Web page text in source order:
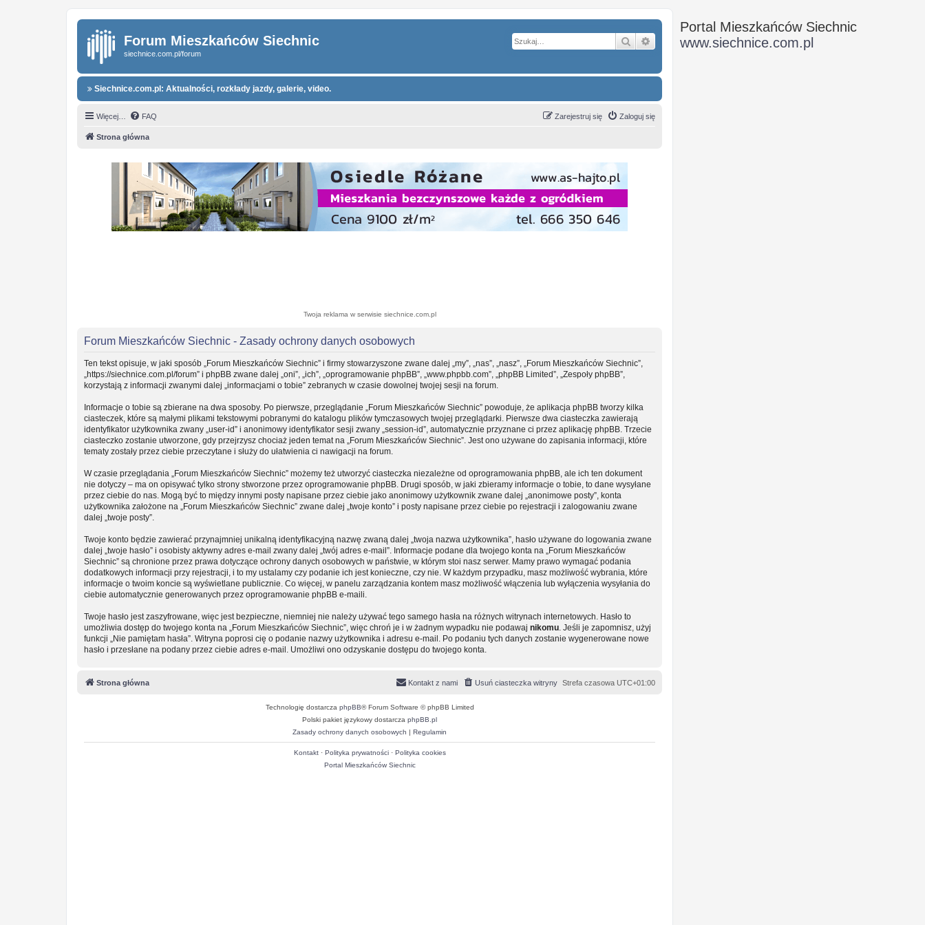
Forum Mieszkańców Siechnic
siechnice.com.pl/forum
Szukaj Wyszukiwanie zaawansowane
Siechnice.com.pl: Aktualności, rozkłady jazdy, galerie, video.
Więcej… FAQ Zaloguj się
Zarejestruj się
Strona główna
Twoja reklama w serwisie siechnice.com.pl
Forum Mieszkańców Siechnic - Zasady ochrony danych osobowych
Ten tekst opisuje, w jaki sposób „Forum Mieszkańców Siechnic” i firmy stowarzyszone zwane dalej „my”, „nas”, „nasz”, „Forum Mieszkańców Siechnic”,
„https://siechnice.com.pl/forum” i phpBB zwane dalej „oni”, „ich”, „oprogramowanie phpBB”, „www.phpbb.com”, „phpBB Limited”, „Zespoły phpBB”,
korzystają z informacji zwanymi dalej „informacjami o tobie” zebranych w czasie dowolnej twojej sesji na forum.
Informacje o tobie są zbierane na dwa sposoby. Po pierwsze, przeglądanie „Forum Mieszkańców Siechnic” powoduje, że aplikacja phpBB tworzy kilka
ciasteczek, które są małymi plikami tekstowymi pobranymi do katalogu plików tymczasowych twojej przeglądarki. Pierwsze dwa ciasteczka zawierają
identyfikator użytkownika zwany „user-id” i anonimowy identyfikator sesji zwany „session-id”, automatycznie przyznane ci przez aplikację phpBB. Trzecie
ciasteczko zostanie utworzone, gdy przejrzysz chociaż jeden temat na „Forum Mieszkańców Siechnic”. Jest ono używane do zapisania informacji, które
tematy zostały przez ciebie przeczytane i służy do ułatwienia ci nawigacji na forum.
W czasie przeglądania „Forum Mieszkańców Siechnic” możemy też utworzyć ciasteczka niezależne od oprogramowania phpBB, ale ich ten dokument
nie dotyczy – ma on opisywać tylko strony stworzone przez oprogramowanie phpBB. Drugi sposób, w jaki zbieramy informacje o tobie, to dane wysyłane
przez ciebie do nas. Mogą być to między innymi posty napisane przez ciebie jako anonimowy użytkownik zwane dalej „anonimowe posty”, konta
użytkownika założone na „Forum Mieszkańców Siechnic” zwane dalej „twoje konto” i posty napisane przez ciebie po rejestracji i zalogowaniu zwane
dalej „twoje posty”.
Twoje konto będzie zawierać przynajmniej unikalną identyfikacyjną nazwę zwaną dalej „twoja nazwa użytkownika”, hasło używane do logowania zwane
dalej „twoje hasło” i osobisty aktywny adres e-mail zwany dalej „twój adres e-mail”. Informacje podane dla twojego konta na „Forum Mieszkańców
Siechnic” są chronione przez prawa dotyczące ochrony danych osobowych w państwie, w którym stoi nasz serwer. Mamy prawo wymagać podania
dodatkowych informacji przy rejestracji, i to my ustalamy czy podanie ich jest konieczne, czy nie. W każdym przypadku, masz możliwość wybrania, które
informacje o twoim koncie są wyświetlane publicznie. Co więcej, w panelu zarządzania kontem masz możliwość włączenia lub wyłączenia wysyłania do
ciebie automatycznie generowanych przez oprogramowanie phpBB e-maili.
Twoje hasło jest zaszyfrowane, więc jest bezpieczne, niemniej nie należy używać tego samego hasła na różnych witrynach internetowych. Hasło to
umożliwia dostęp do twojego konta na „Forum Mieszkańców Siechnic”, więc chroń je i w żadnym wypadku nie podawaj nikomu . Jeśli je zapomnisz, użyj
funkcji „Nie pamiętam hasła”. Witryna poprosi cię o podanie nazwy użytkownika i adresu e-mail. Po podaniu tych danych zostanie wygenerowane nowe
hasło i przesłane na podany przez ciebie adres e-mail. Umożliwi ono odzyskanie dostępu do twojego konta.
Strona główna Strefa czasowa UTC+01:00
Usuń ciasteczka witryny
Kontakt z nami
Technologię dostarcza phpBB® Forum Software © phpBB Limited
Polski pakiet językowy dostarcza phpBB.pl
Zasady ochrony danych osobowych | Regulamin
Kontakt· Polityka prywatności· Polityka cookies
Portal Mieszkańców Siechnic
Portal Mieszkańców Siechnic
www.siechnice.com.pl